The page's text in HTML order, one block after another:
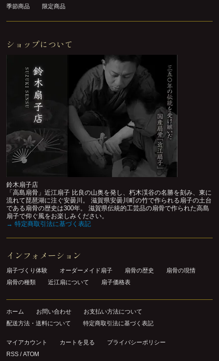
季節商品 限定商品
ショップについて
鈴木扇子店
「高島扇骨」近江扇子 比良の山奥を発し、朽木渓谷の名勝を刻み、東に
流れて琵琶湖に注ぐ安曇川。 滋賀県安曇川町の竹で作られる扇子の土台
である扇骨の歴史は300年。 滋賀県伝統的工芸品の扇骨で作られた高島
扇子で仰ぐ風をお楽しみください。
→ 特定商取引法に基づく表記
インフォメーション
扇子づくり体験 オーダーメイド扇子 扇骨の歴史
扇骨の現情
扇骨の種類
近江扇について 扇子価格表
ホーム お問い合わせ
お支払い方法について
配送方法・送料について
特定商取引法に基づく表記
マイアカウント カートを見る
プライバシーポリシー
RSS /ATOM